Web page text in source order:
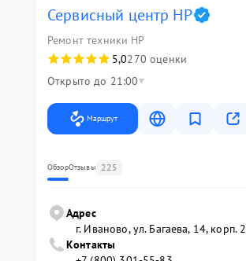
Сервисный центр HP
Ремонт техники HP
5,0270 оценки
Открыто до 21:00
Маршрут
ОбзорОтзывы 225
Адрес
г. Иваново, ул. Багаева, 14, корп. 2
Контакты